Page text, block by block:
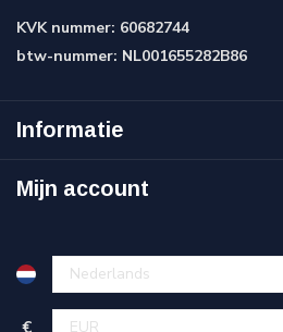
KVK nummer: 60682744
btw-nummer: NL001655282B86
Informatie
Mijn account